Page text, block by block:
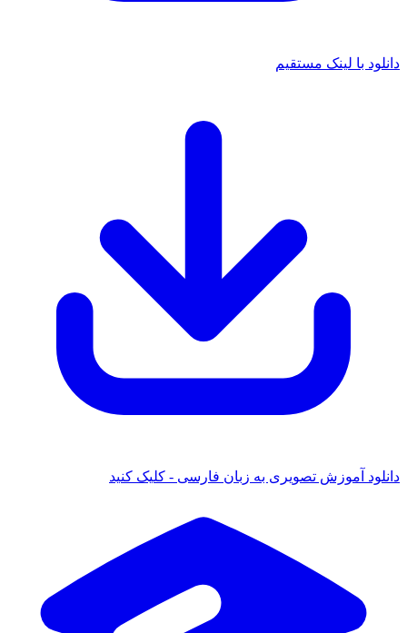
دانلود با لینک مستقیم
دانلود آموزش تصویری به زبان فارسی - کلیک کنید